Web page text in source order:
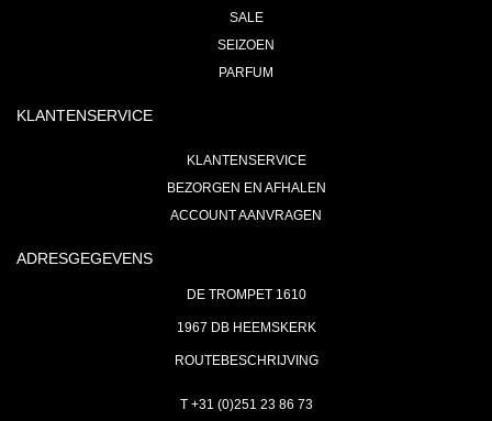
SALE
SEIZOEN
PARFUM
KLANTENSERVICE
KLANTENSERVICE
BEZORGEN EN AFHALEN
ACCOUNT AANVRAGEN
ADRESGEGEVENS
DE TROMPET 1610
1967 DB HEEMSKERK
ROUTEBESCHRIJVING
T +31 (0)251 23 86 73